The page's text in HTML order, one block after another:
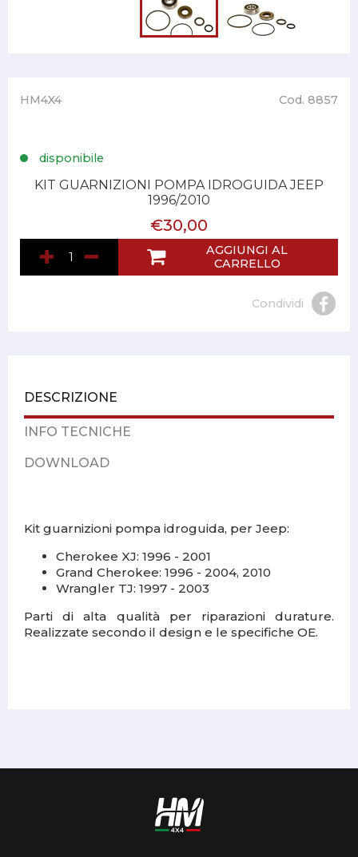
HM4X4 Cod. 8857
disponibile
KIT GUARNIZIONI POMPA IDROGUIDA JEEP
1996/2010
€30,00
AGGIUNGI AL
CARRELLO
Condividi
DESCRIZIONE
INFO TECNICHE
DOWNLOAD
Kit guarnizioni pompa idroguida, per Jeep:
Cherokee XJ: 1996 - 2001
Grand Cherokee: 1996 - 2004, 2010
Wrangler TJ: 1997 - 2003
Parti di alta qualità per riparazioni durature.
Realizzate secondo il design e le specifiche OE.